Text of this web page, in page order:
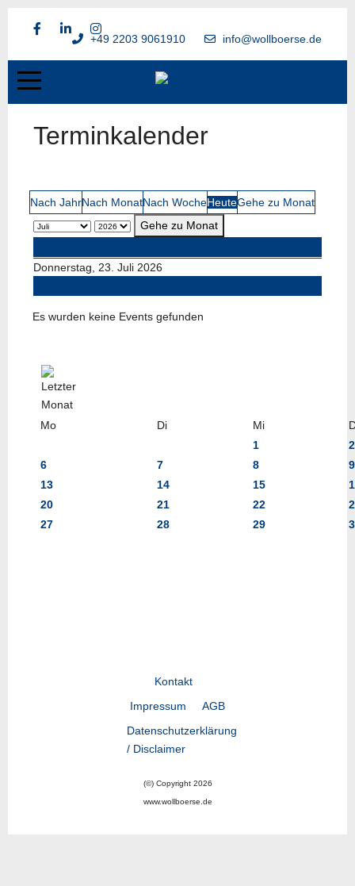
+49 2203 9061910 info@wollboerse.de
Terminkalender
Nach JahrNach MonatNach WocheHeuteGehe zu Monat
Gehe zu Monat
Donnerstag, 23. Juli 2026
Es wurden keine Events gefunden
Mo Di Mi
1
2
6
7 8
9
13
14 15
20
21 22
27
28 29
Kontakt
Impressum
AGB
Datenschutzerklärung
/ Disclaimer
(©) Copyright 2026
www.wollboerse.de